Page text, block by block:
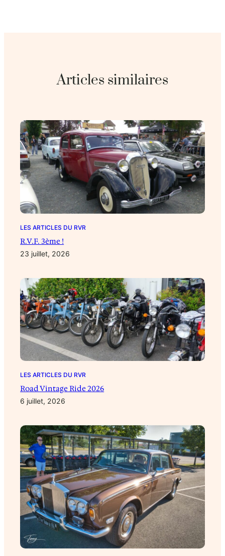
Articles similaires
LES ARTICLES DU RVR
R.V.F. 3ème !
23 juillet, 2026
LES ARTICLES DU RVR
Road Vintage Ride 2026
6 juillet, 2026